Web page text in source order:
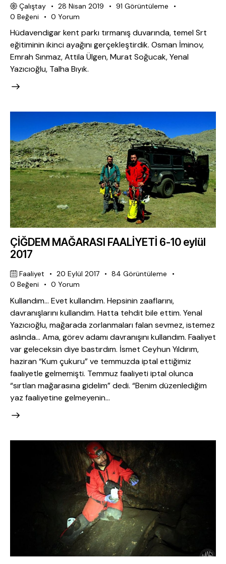
Çalıştay 28 Nisan 2019 91 Görüntüleme
0 Beğeni 0 Yorum
Hüdavendigar kent parkı tırmanış duvarında, temel Srt
eğitiminin ikinci ayağını gerçekleştirdik. Osman İminov,
Emrah Sınmaz, Attila Ülgen, Murat Soğucak, Yenal
Yazıcıoğlu, Talha Bıyık.
ÇİĞDEM MAĞARASI FAALİYETİ 6-10 eylül
2017
Faaliyet 20 Eylül 2017 84 Görüntüleme
0 Beğeni 0 Yorum
Kullandım… Evet kullandım. Hepsinin zaaflarını,
davranışlarını kullandım. Hatta tehdit bile ettim. Yenal
Yazıcıoğlu, mağarada zorlanmaları falan sevmez, istemez
aslında… Ama, görev adamı davranışını kullandım. Faaliyet
var geleceksin diye bastırdım. İsmet Ceyhun Yıldırım,
haziran “Kum çukuru” ve temmuzda iptal ettiğimiz
faaliyetle gelmemişti. Temmuz faaliyeti iptal olunca
“sırtlan mağarasına gidelim” dedi. “Benim düzenlediğim
yaz faaliyetine gelmeyenin…